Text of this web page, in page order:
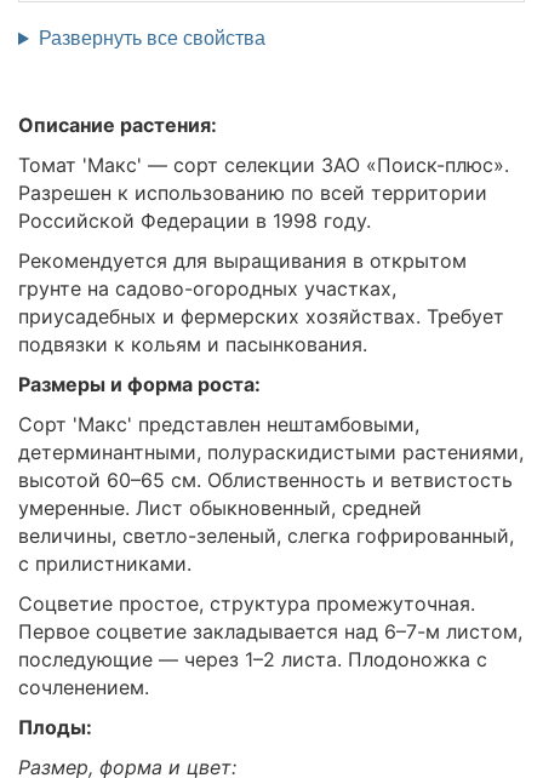
Развернуть все свойства
Описание растения:
Томат 'Макс' — сорт селекции ЗАО «Поиск-плюс».
Разрешен к использованию по всей территории
Российской Федерации в 1998 году.
Рекомендуется для выращивания в открытом
грунте на садово-огородных участках,
приусадебных и фермерских хозяйствах. Требует
подвязки к кольям и пасынкования.
Размеры и форма роста:
Сорт 'Макс' представлен нештамбовыми,
детерминантными, полураскидистыми растениями,
высотой 60–65 см. Облиственность и ветвистость
умеренные. Лист обыкновенный, средней
величины, светло-зеленый, слегка гофрированный,
с прилистниками.
Соцветие простое, структура промежуточная.
Первое соцветие закладывается над 6–7-м листом,
последующие — через 1–2 листа. Плодоножка с
сочленением.
Плоды:
Размер, форма и цвет: